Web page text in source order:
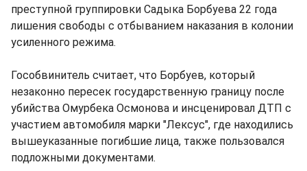
преступной группировки Садыка Борбуева 22 года
лишения свободы с отбыванием наказания в колонии
усиленного режима.
Гособвинитель считает, что Борбуев, который
незаконно пересек государственную границу после
убийства Омурбека Осмонова и инсценировал ДТП с
участием автомобиля марки "Лексус", где находились
вышеуказанные погибшие лица, также пользовался
подложными документами.